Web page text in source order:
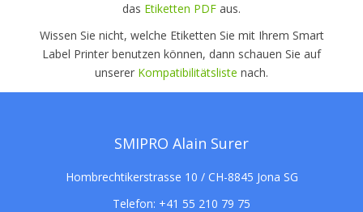
das Etiketten PDF aus.
Wissen Sie nicht, welche Etiketten Sie mit Ihrem Smart
Label Printer benutzen können, dann schauen Sie auf
unserer Kompatibilitätsliste nach.
SMIPRO Alain Surer
Hombrechtikerstrasse 10 / CH-8845 Jona SG
Telefon: +41 55 210 79 75